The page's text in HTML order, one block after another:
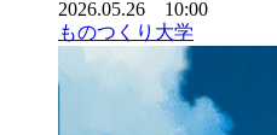
2026.05.26 10:00
ものつくり大学